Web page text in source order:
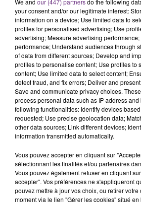
rémois. Le magasin JouéClub
fermer ses portes.
TITRES DIFFUSÉS
8h58
8h58
PIERRE DE MAERE
Je Pense A Vous
8h55
8h55
8h47
8h47 8h44
8h44
We and our (447) partnersdo the following
your consent and/or our legitimate interest:
information on a device; Use limited data to
profiles for personalised advertising; Use
advertising; Measure advertising
performance; Understand audiences through
of data from different sources; Develop and
profiles to personalise content; Use profiles to
content; Use limited data to select content;
detect fraud, and fix errors; Deliver and
Save and communicate privacy choices.
process personal data such as IP address
following functionalities: Identify devices
requested; Use precise geolocation data;
other data sources; Link different devices;
information transmitted automatically.
Vous pouvez accepter en cliquant sur
sélectionnant les finalités et/ou partenaires
Vous pouvez également refuser en cliquant
accepter". Vos préférences ne s'appliqueront
pouvez mettre à jour vos choix, ou retirer
moment via le lien "Gérer les cookies" situé